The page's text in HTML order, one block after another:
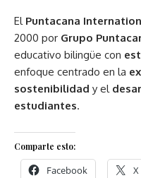
El Puntacana
2000 por Grupo
educativo bilingüe con
enfoque centrado en la
sostenibilidad y el
estudiantes.
Comparte esto:
Facebook X